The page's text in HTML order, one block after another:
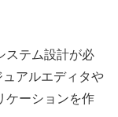
ステム設計が必
アルエディタや
ケーションを作